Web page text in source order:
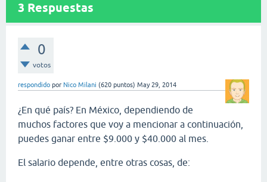
3 Respuestas
0
votos
respondido por Nico Milani (620 puntos) May 29, 2014
¿En qué país? En México, dependiendo de
muchos factores que voy a mencionar a continuación,
puedes ganar entre $9.000 y $40.000 al mes.
El salario depende, entre otras cosas, de: